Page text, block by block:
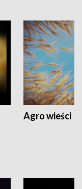
Agro wieści